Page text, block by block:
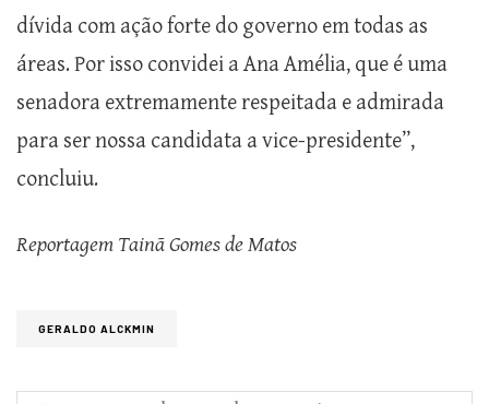
dívida com ação forte do governo em todas as
áreas. Por isso convidei a Ana Amélia, que é uma
senadora extremamente respeitada e admirada
para ser nossa candidata a vice-presidente”,
concluiu.
Reportagem Tainã Gomes de Matos
GERALDO ALCKMIN